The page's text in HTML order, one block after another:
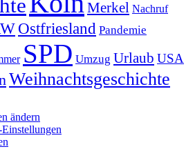
Merkel Nachruf
Ostfriesland Pandemie
SPD Umzug Urlaub USA
Weihnachtsgeschichte
ändern